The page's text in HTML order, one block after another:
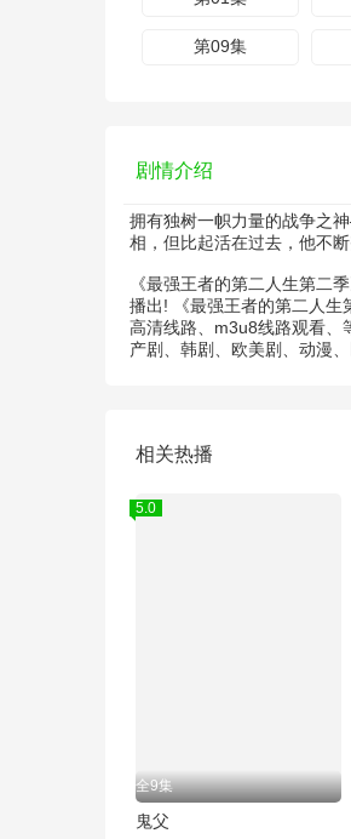
第09集
剧情介绍
拥有独树一帜力量的战争之
相，但比起活在过去，他不
《最强王者的第二人生第二
播出! 《最强王者的第二人生
高清线路、m3u8线路观看、
产剧、韩剧、欧美剧、动漫
相关热播
5.0
全9集
鬼父